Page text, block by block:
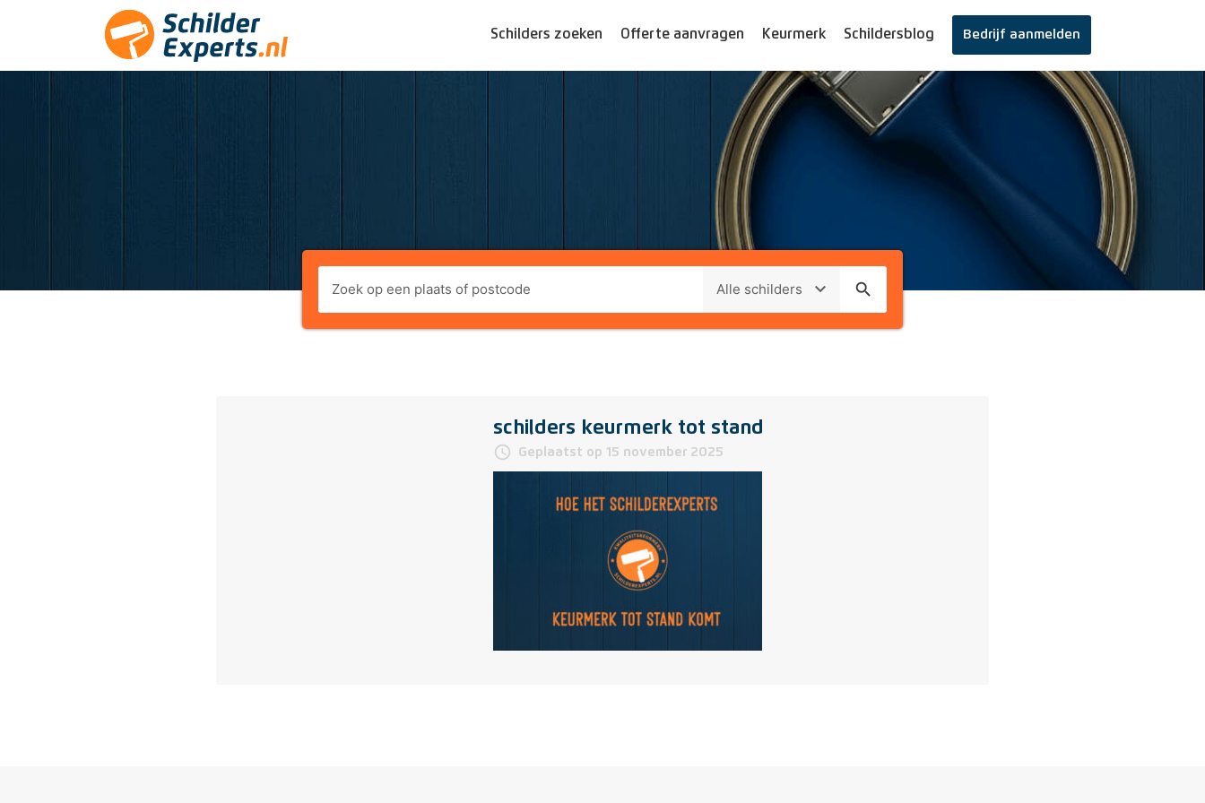
Schilders zoeken Offerte aanvragen Keurmerk Schildersblog Bedrijf aanmelden
search
schilders keurmerk tot stand
access_time Geplaatst op 15 november 2025